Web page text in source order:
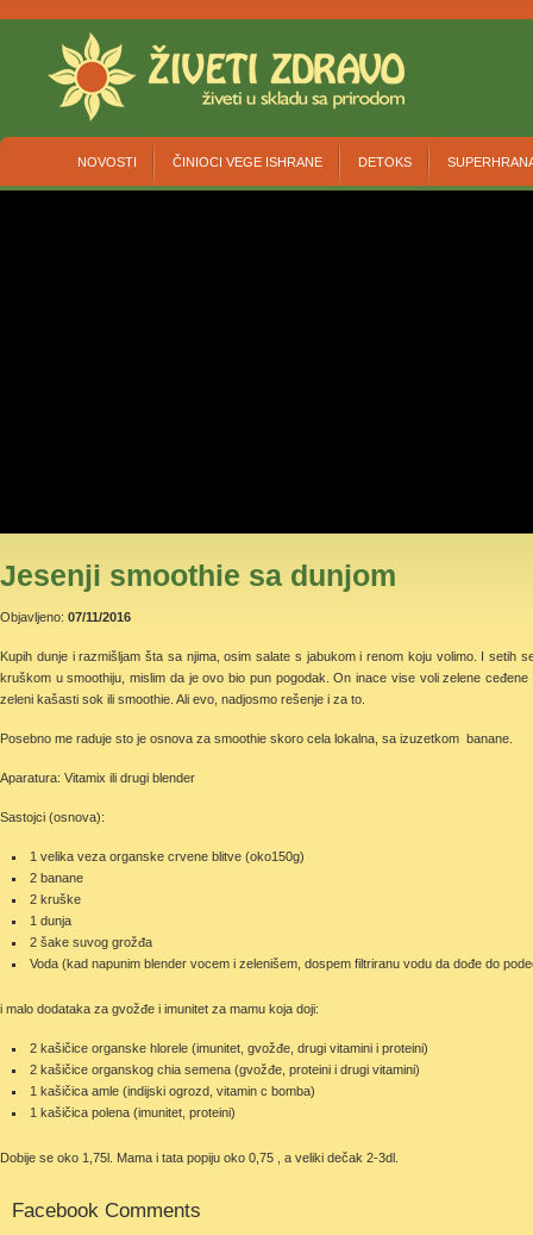
NOVOSTI ČINIOCI VEGE ISHRANE DETOKS
Jesenji smoothie sa dunjom
Objavljeno: 07/11/2016
Kupih dunje i razmišljam šta sa njima, osim salate s jabukom i renom koju volimo. I setih
kruškom u smoothiju, mislim da je ovo bio pun pogodak. On inace vise voli zelene
zeleni kašasti sok ili smoothie. Ali evo, nadjosmo rešenje i za to.
Posebno me raduje sto je osnova za smoothie skoro cela lokalna, sa izuzetkom banane.
Aparatura: Vitamix ili drugi blender
Sastojci (osnova):
1 velika veza organske crvene blitve (oko150g)
2 banane
2 kruške
1 dunja
2 šake suvog grožđa
Voda (kad napunim blender vocem i zelenišem, dospem filtriranu vodu da dođe do
i malo dodataka za gvožđe i imunitet za mamu koja doji:
2 kašičice organske hlorele (imunitet, gvožđe, drugi vitamini i proteini)
2 kašičice organskog chia semena (gvožđe, proteini i drugi vitamini)
1 kašičica amle (indijski ogrozd, vitamin c bomba)
1 kašičica polena (imunitet, proteini)
Dobije se oko 1,75l. Mama i tata popiju oko 0,75 , a veliki dečak 2-3dl.
Facebook Comments